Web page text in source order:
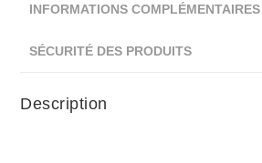
INFORMATIONS COMPLÉMENTAIRES
SÉCURITÉ DES PRODUITS
Description